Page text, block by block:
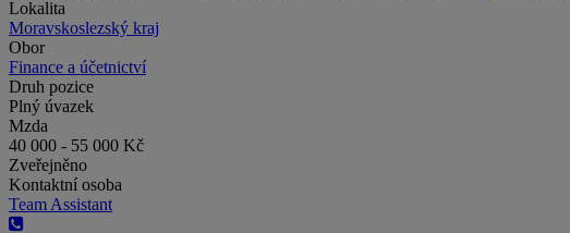
Lokalita
Moravskoslezský kraj
Obor
Finance a účetnictví
Druh pozice
Plný úvazek
Mzda
40 000 - 55 000 Kč
Zveřejněno
Kontaktní osoba
Team Assistant